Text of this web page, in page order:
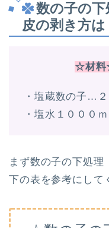
数の子の
皮の剥き方は
☆材料
・塩蔵数の子…２
・塩水１０００
まず数の子の下処理
下の表を参考にして